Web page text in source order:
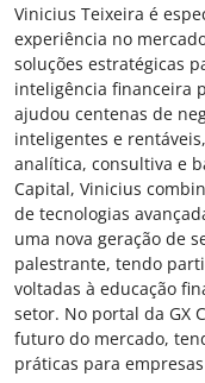
Vinicius Teixeira é
experiência no
soluções estratégicas
inteligência financeira
ajudou centenas de
inteligentes e
analítica, consultiva e
Capital, Vinicius
de tecnologias
uma nova geração de
palestrante, tendo
voltadas à educação
setor. No portal da GX
futuro do mercado,
práticas para